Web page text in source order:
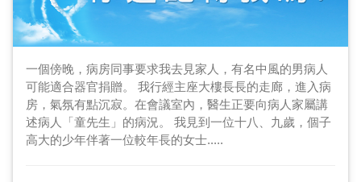
一個傍晚，病房同事要求我去見家人，有名中風的男病人
可能適合器官捐贈。 我行經主座大樓長長的走廊，進入病
房，氣氛有點沉寂。在會議室內，醫生正要向病人家屬講
述病人「童先生」的病況。 我見到一位十八、九歲，個子
高大的少年伴著一位較年長的女士.....